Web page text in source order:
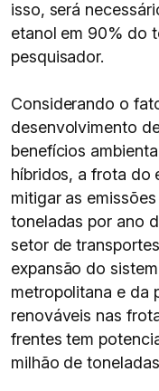
isso, será
etanol em 90% do
pesquisador.
Considerando o
desenvolvimento
benefícios
híbridos, a frota do
mitigar as
toneladas por ano
setor de
expansão do
metropolitana e da
renováveis nas
frentes tem
milhão de